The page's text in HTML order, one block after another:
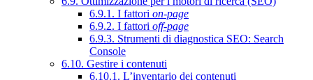
6.9.1. I fattori on-page
6.9.2. I fattori off-page
6.9.3. Strumenti di diagnostica SEO: Search
Console
6.10. Gestire i contenuti
6.10.1. L’inventario dei contenuti